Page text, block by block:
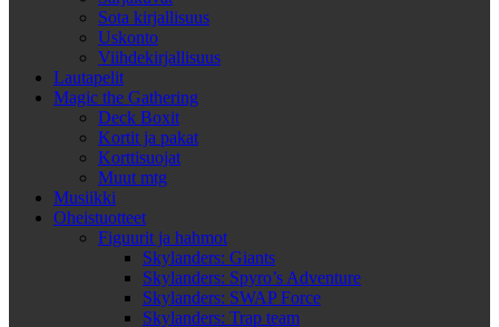
Sota kirjallisuus
Uskonto
Viihdekirjallisuus
Lautapelit
Magic the Gathering
Deck Boxit
Kortit ja pakat
Korttisuojat
Muut mtg
Musiikki
Oheistuotteet
Figuurit ja hahmot
Skylanders: Giants
Skylanders: Spyro’s Adventure
Skylanders: SWAP Force
Skylanders: Trap team